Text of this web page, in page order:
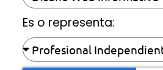
Es o representa: